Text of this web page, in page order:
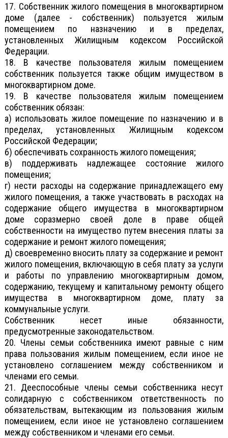
17. Собственник жилого помещения в многоквартирном
доме (далее - собственник) пользуется жилым
помещением по назначению и в пределах,
установленных Жилищным кодексом Российской
Федерации.
18. В качестве пользователя жилым помещением
собственник пользуется также общим имуществом в
многоквартирном доме.
19. В качестве пользователя жилым помещением
собственник обязан:
а) использовать жилое помещение по назначению и в
пределах, установленных Жилищным кодексом
Российской Федерации;
б) обеспечивать сохранность жилого помещения;
в) поддерживать надлежащее состояние жилого
помещения;
г) нести расходы на содержание принадлежащего ему
жилого помещения, а также участвовать в расходах на
содержание общего имущества в многоквартирном
доме соразмерно своей доле в праве общей
собственности на имущество путем внесения платы за
содержание и ремонт жилого помещения;
д) своевременно вносить плату за содержание и ремонт
жилого помещения, включающую в себя плату за услуги
и работы по управлению многоквартирным домом,
содержанию, текущему и капитальному ремонту общего
имущества в многоквартирном доме, плату за
коммунальные услуги.
Собственник несет иные обязанности,
предусмотренные законодательством.
20. Члены семьи собственника имеют равные с ним
права пользования жилым помещением, если иное не
установлено соглашением между собственником и
членами его семьи.
21. Дееспособные члены семьи собственника несут
солидарную с собственником ответственность по
обязательствам, вытекающим из пользования жилым
помещением, если иное не установлено соглашением
между собственником и членами его семьи.